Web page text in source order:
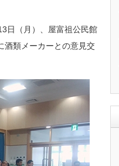
日（月）、屋富祖公民館
酒類メーカーとの意見交